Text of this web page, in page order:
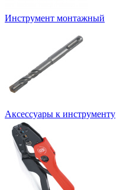
Инструмент монтажный
Аксессуары к инструменту